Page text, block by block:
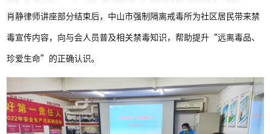
肖静律师讲座部分结束后，中山市强制隔离戒毒所为社区居民带来禁
毒宣传内容，向与会人员普及相关禁毒知识，帮助提升“远离毒品、
珍爱生命”的正确认识。